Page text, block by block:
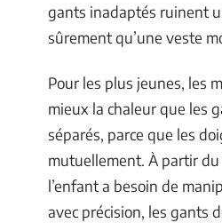
gants inadaptés ruinent
sûrement qu’une veste
Pour les plus jeunes, les
mieux la chaleur que les
séparés, parce que les
mutuellement. À partir
l’enfant a besoin de
avec précision, les gants